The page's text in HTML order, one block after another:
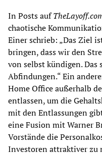
In Posts auf
chaotische
Einer schrieb: „Das Ziel
bringen, dass wir den
von selbst kündigen. Das
Abfindungen.“ Ein
Home Office außerhalb
entlassen, um die
mit den Entlassungen
eine Fusion mit Warner
Vorstände die
Investoren attraktiver zu